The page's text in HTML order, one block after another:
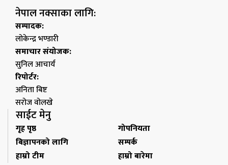
नेपाल नक्साका लागि:
सम्पादक:
लोकेन्द्र भण्डारी
समाचार संयोजक:
सुनिल आचार्य
रिपोर्टर:
अनिता बिष्ट
सरोज वोलखे
साईट मेनु
गृह पृष्ठ
गोपनियता
बिज्ञापनको लागि
सम्पर्क
हाम्रो टीम
हाम्रो बारेमा